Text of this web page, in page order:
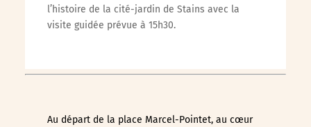
l’histoire de la cité-jardin de Stains avec la
visite guidée prévue à 15h30.
Au départ de la place Marcel-Pointet, au cœur